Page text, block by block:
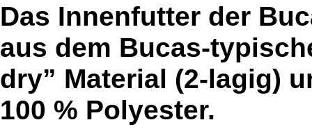
Das Innenfutter der
aus dem Bucas-
dry” Material (2-lagig)
100 % Polyester.